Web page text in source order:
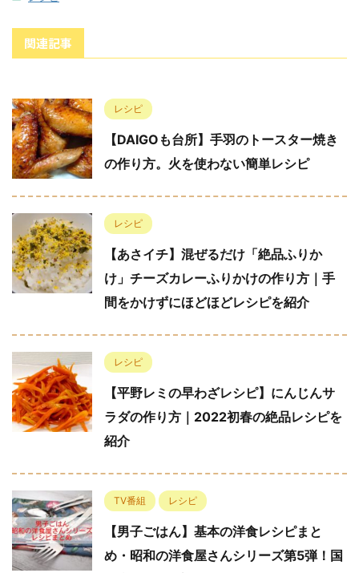
関連記事
レシピ
【DAIGOも台所】手羽のトースター焼き
の作り方。火を使わない簡単レシピ
レシピ
【あさイチ】混ぜるだけ「絶品ふりか
け」チーズカレーふりかけの作り方｜手
間をかけずにほどほどレシピを紹介
レシピ
【平野レミの早わざレシピ】にんじんサ
ラダの作り方｜2022初春の絶品レシピを
紹介
TV番組 レシピ
【男子ごはん】基本の洋食レシピまと
め・昭和の洋食屋さんシリーズ第5弾！国